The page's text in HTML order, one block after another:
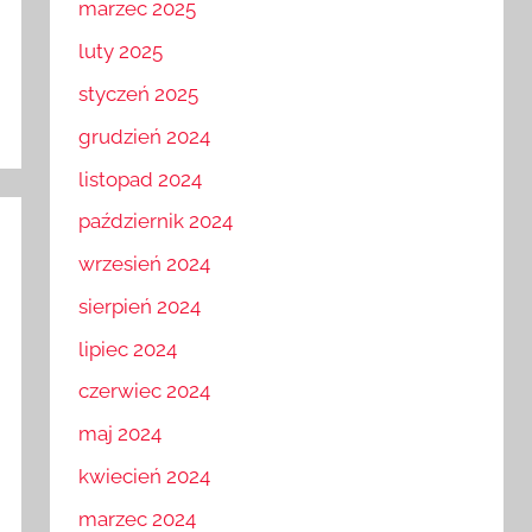
marzec 2025
luty 2025
styczeń 2025
grudzień 2024
listopad 2024
październik 2024
wrzesień 2024
sierpień 2024
lipiec 2024
czerwiec 2024
maj 2024
kwiecień 2024